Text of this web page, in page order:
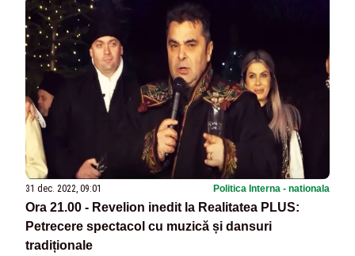
31 dec. 2022, 09:01 Politica Interna - nationala
Ora 21.00 - Revelion inedit la Realitatea PLUS:
Petrecere spectacol cu muzică și dansuri
tradiționale